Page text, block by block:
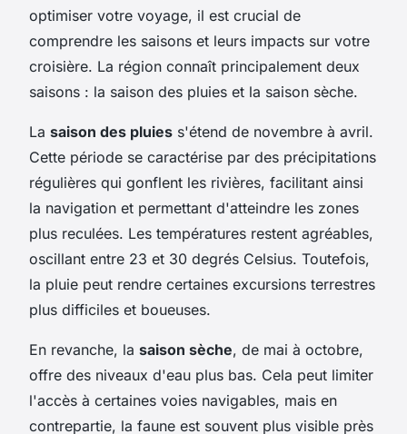
optimiser votre voyage, il est crucial de
comprendre les saisons et leurs impacts sur votre
croisière. La région connaît principalement deux
saisons : la saison des pluies et la saison sèche.
La saison des pluies s'étend de novembre à avril.
Cette période se caractérise par des précipitations
régulières qui gonflent les rivières, facilitant ainsi
la navigation et permettant d'atteindre les zones
plus reculées. Les températures restent agréables,
oscillant entre 23 et 30 degrés Celsius. Toutefois,
la pluie peut rendre certaines excursions terrestres
plus difficiles et boueuses.
En revanche, la saison sèche, de mai à octobre,
offre des niveaux d'eau plus bas. Cela peut limiter
l'accès à certaines voies navigables, mais en
contrepartie, la faune est souvent plus visible près